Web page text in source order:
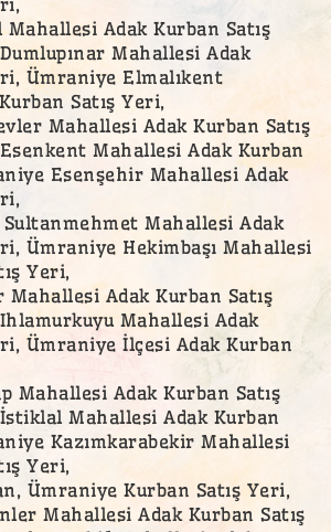
Adak Kurban Satış
Mahallesi Adak
Ümraniye Elmalıkent
Satış Yeri,
Mahallesi Adak Kurban Satış
Mahallesi Adak Kurban
Esenşehir Mahallesi Adak
Mahallesi Adak
Ümraniye Hekimbaşı Mahallesi
Yeri,
Adak Kurban Satış
Mahallesi Adak
Ümraniye İlçesi Adak Kurban
Mahallesi Adak Kurban Satış
Mahallesi Adak Kurban
Kazımkarabekir Mahallesi
Yeri,
Ümraniye Kurban Satış Yeri,
Mahallesi Adak Kurban Satış